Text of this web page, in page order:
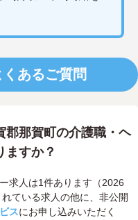
あるご質問
郡那賀町の介護職・ヘ
ますか？
求人は1件あります（2026
ている求人の他に、非公開
スにお申し込みいただく